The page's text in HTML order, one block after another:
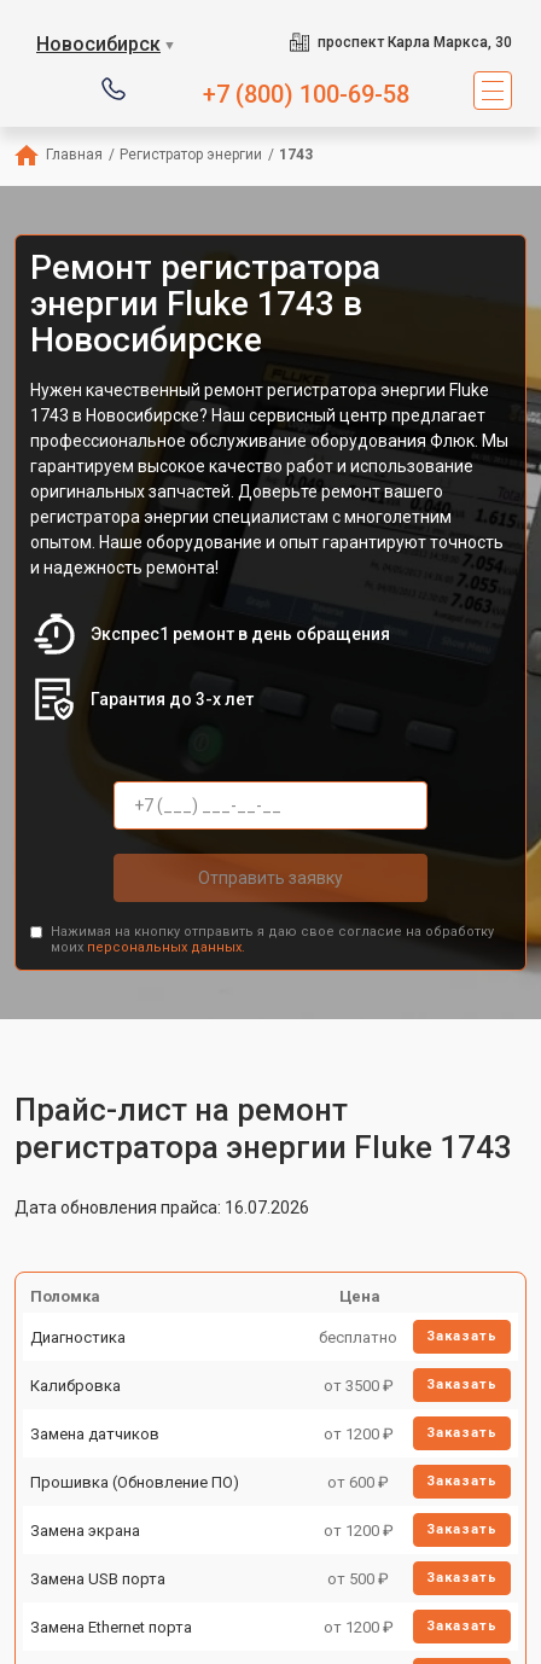
Новосибирск ▼ проспект Карла Маркса, 30
+7 (800) 100-69-58
Главная / Регистратор энергии / 1743
Ремонт регистратора
энергии Fluke 1743 в
Новосибирске
Нужен качественный ремонт регистратора энергии Fluke
1743 в Новосибирске? Наш сервисный центр предлагает
профессиональное обслуживание оборудования Флюк. Мы
гарантируем высокое качество работ и использование
оригинальных запчастей. Доверьте ремонт вашего
регистратора энергии специалистам с многолетним
опытом. Наше оборудование и опыт гарантируют точность
и надежность ремонта!
Экспрес1 ремонт в день обращения
Гарантия до 3-х лет
Отправить заявку
Нажимая на кнопку отправить я даю свое согласие на обработку
моих персональных данных.
Прайс-лист на ремонт
регистратора энергии Fluke 1743
Дата обновления прайса: 16.07.2026
Поломка Цена
Диагностика бесплатно Заказать
Калибровка от 3500 ₽ Заказать
Замена датчиков от 1200 ₽ Заказать
Прошивка (Обновление ПО) от 600 ₽ Заказать
Замена экрана от 1200 ₽ Заказать
Замена USB порта от 500 ₽ Заказать
Замена Ethernet порта от 1200 ₽ Заказать